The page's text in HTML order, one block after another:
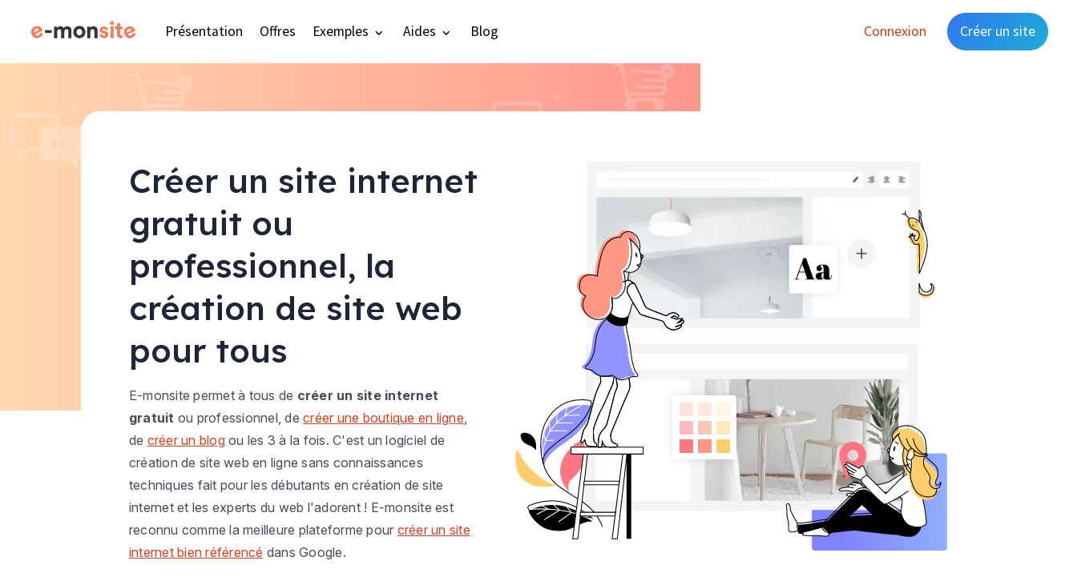
Présentation Offres Exemples Aides Blog Connexion Créer un site
Créer un site internet
gratuit ou
professionnel, la
création de site web
pour tous
E-monsite permet à tous de créer un site internet
gratuit ou professionnel, decréer une boutique en ligne,
de créer un blogou les 3 à la fois. C'est un logiciel de
création de site web en ligne sans connaissances
techniques fait pour les débutants en création de site
internet et les experts du web l'adorent ! E-monsite est
reconnu comme la meilleure plateforme pour créer un site
internet bien référencé dans Google.